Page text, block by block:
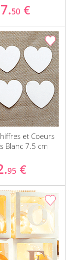
50 €
et Coeurs
Blanc 7.5 cm
95 €